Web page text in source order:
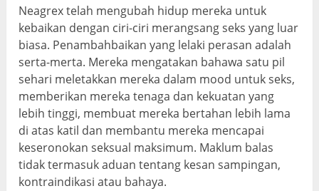
Neagrex telah mengubah hidup mereka untuk
kebaikan dengan ciri-ciri merangsang seks yang luar
biasa. Penambahbaikan yang lelaki perasan adalah
serta-merta. Mereka mengatakan bahawa satu pil
sehari meletakkan mereka dalam mood untuk seks,
memberikan mereka tenaga dan kekuatan yang
lebih tinggi, membuat mereka bertahan lebih lama
di atas katil dan membantu mereka mencapai
keseronokan seksual maksimum. Maklum balas
tidak termasuk aduan tentang kesan sampingan,
kontraindikasi atau bahaya.